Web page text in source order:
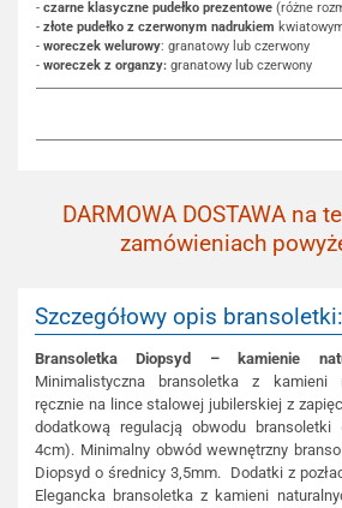
- czarne klasyczne pudełko prezentowe (różne
- złote pudełko z czerwonym nadrukiem
- woreczek welurowy: granatowy lub czerwony
- woreczek z organzy: granatowy lub czerwony
DARMOWA DOSTAWA na
zamówieniach
Szczegółowy opis bransoletki:
Bransoletka Diopsyd – kamienie
Minimalistyczna bransoletka z kamieni
ręcznie na lince stalowej jubilerskiej z
dodatkową regulacją obwodu bransoletki
4cm). Minimalny obwód wewnętrzny
Diopsyd o średnicy 3,5mm. Dodatki z
Elegancka bransoletka z kamieni